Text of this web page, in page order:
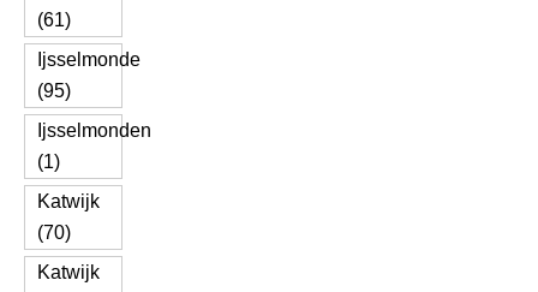
(61)
Ijsselmonde
(95)
Ijsselmonden
(1)
Katwijk
(70)
Katwijk